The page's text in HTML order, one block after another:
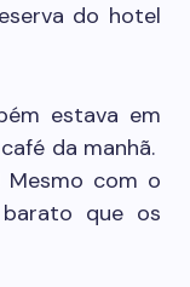
do hotel
estava em
da manhã.
Mesmo com o
que os